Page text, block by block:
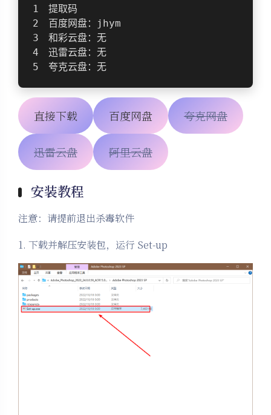
提取码
百度网盘：jhym
和彩云盘：无
迅雷云盘：无
夸克云盘：无
直接下载 百度网盘 夸克网盘
迅雷云盘 阿里云盘
安装教程
注意：请提前退出杀毒软件
1. 下载并解压安装包，运行 Set-up